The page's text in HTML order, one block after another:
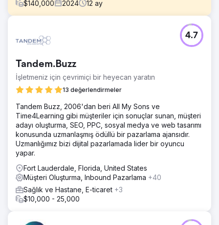
$140,000 2024 12 ay
Bu müşteriyi Otelcilik ve Emlak sektörlerinde bir Avrupa
Devi haline getirmek gibi zorlu bir görevi üstlendiğimizde
Markayı Başarılı kılmak için SMART Google ve Meta
Reklam stratejilerini uyguladık. İki ay gibi kısa bir sürede
3 ay içinde 40 Mobil ev satmayı başardılar.
Sonuç
2 ay gibi kısa bir sürede 40 adet mobil ev satmayı
başardık. Sonuç olarak müşterinin 7,2 Milyondan fazla
gelir elde etmesi. Potansiyel müşteri hacmi ayda yaklaşık
müşteriye çıktı.
Ajans sayfasına git
Tandem.Buzz
İşletmeniz için çevrimiçi bir heyecan yaratın
13 değerlendirmeler
4.7
Tandem Buzz, 2006'dan beri All My Sons ve
Time4Learning gibi müşteriler için sonuçlar sunan, müşteri
adayı oluşturma, SEO, PPC, sosyal medya ve web tasarımı
konusunda uzmanlaşmış ödüllü bir pazarlama ajansıdır.
Uzmanlığımız bizi dijital pazarlamada lider bir oyuncu
yapar.
Fort Lauderdale, Florida, United States
Müşteri Oluşturma, Inbound Pazarlama +40
Sağlık ve Hastane, E-ticaret +3
$10,000 - 25,000